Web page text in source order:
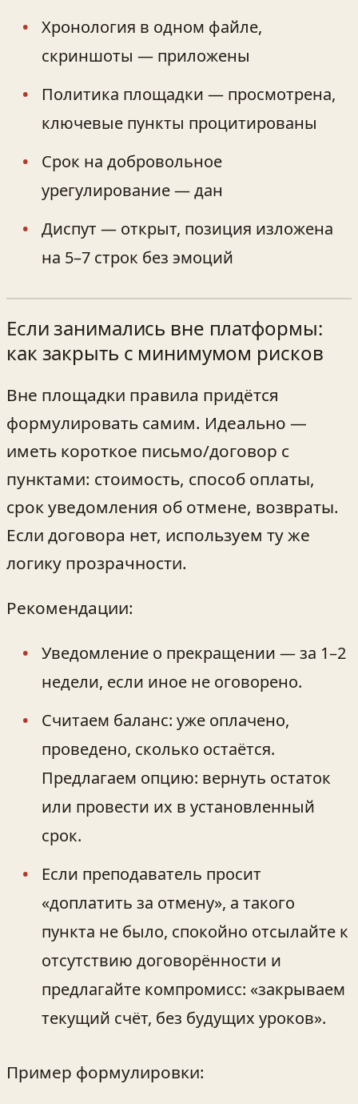
Хронология в одном файле,
скриншоты — приложены
Политика площадки — просмотрена,
ключевые пункты процитированы
Срок на добровольное
урегулирование — дан
Диспут — открыт, позиция изложена
на 5–7 строк без эмоций
Если занимались вне платформы:
как закрыть с минимумом рисков
Вне площадки правила придётся
формулировать самим. Идеально —
иметь короткое письмо/договор с
пунктами: стоимость, способ оплаты,
срок уведомления об отмене, возвраты.
Если договора нет, используем ту же
логику прозрачности.
Рекомендации:
Уведомление о прекращении — за 1–2
недели, если иное не оговорено.
Считаем баланс: уже оплачено,
проведено, сколько остаётся.
Предлагаем опцию: вернуть остаток
или провести их в установленный
срок.
Если преподаватель просит
«доплатить за отмену», а такого
пункта не было, спокойно отсылайте к
отсутствию договорённости и
предлагайте компромисс: «закрываем
текущий счёт, без будущих уроков».
Пример формулировки: